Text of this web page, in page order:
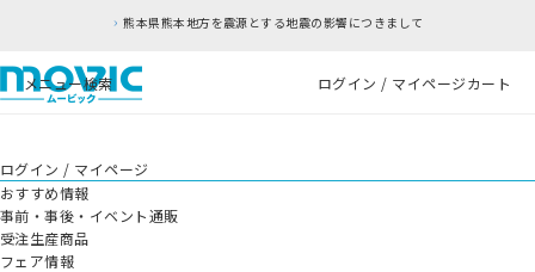
熊本県熊本地方を震源とする地震の影響につきまして
メニュー検索 ログイン / マイページカート
ログイン / マイページ
おすすめ情報
事前・事後・イベント通販
受注生産商品
フェア情報